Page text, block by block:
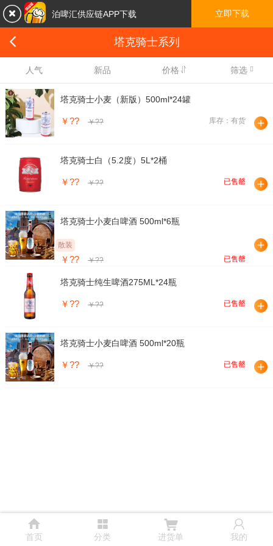
 塔克骑士系列
人气 新品 价格 筛选
塔克骑士小麦（新版）500ml*24罐
￥?? ￥?? 库存：有货
塔克骑士白（5.2度）5L*2桶
￥?? ￥?? 已售罄
塔克骑士小麦白啤酒 500ml*6瓶
散装
￥?? ￥?? 已售罄
塔克骑士纯生啤酒275ML*24瓶
￥?? ￥?? 已售罄
塔克骑士小麦白啤酒 500ml*20瓶
￥?? ￥?? 已售罄
 泊啤汇供应链APP下载 立即下载

首页

分类

进货单

我的